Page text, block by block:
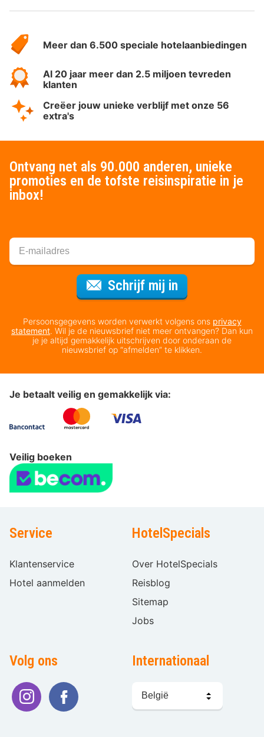
HotelSpecials
Meer dan 6.500 speciale hotelaanbiedingen
Al 20 jaar meer dan 2.5 miljoen tevreden
klanten
Creëer jouw unieke verblijf met onze 56
extra's
Ontvang net als 90.000 anderen, unieke
promoties en de tofste reisinspiratie in je
inbox!
Schrijf mij in
Persoonsgegevens worden verwerkt volgens ons privacy
statement. Wil je de nieuwsbrief niet meer ontvangen? Dan kun
je je altijd gemakkelijk uitschrijven door onderaan de
nieuwsbrief op “afmelden” te klikken.
Je betaalt veilig en gemakkelijk via:
Veilig boeken
Service
Klantenservice
Hotel aanmelden
HotelSpecials
Over HotelSpecials
Reisblog
Sitemap
Jobs
Volg ons Internationaal
kiezen